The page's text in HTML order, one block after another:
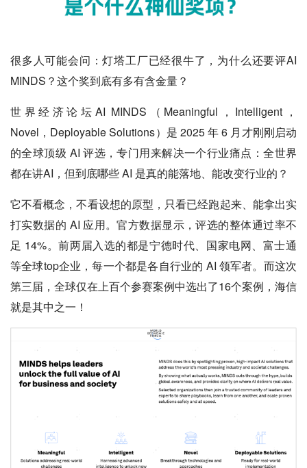
很多人可能会问：灯塔工厂已经很牛了，为什么还要评AI
MINDS？这个奖到底有多有含金量？
世界经济论坛AI MINDS（Meaningful，Intelligent，
Novel，Deployable Solutions）是 2025 年 6 月才刚刚启动
的全球顶级 AI 评选，专门用来解决一个行业痛点：全世界
都在讲AI，但到底哪些 AI 是真的能落地、能改变行业的？
它不看概念，不看设想的原型，只看已经跑起来、能拿出实
打实数据的 AI 应用。官方数据显示，评选的整体通过率不
足 14%。前两届入选的都是宁德时代、国家电网、富士通
等全球top企业，每一个都是各自行业的 AI 领军者。而这次
第三届，全球仅在上百个参赛案例中选出了16个案例，海信
就是其中之一！